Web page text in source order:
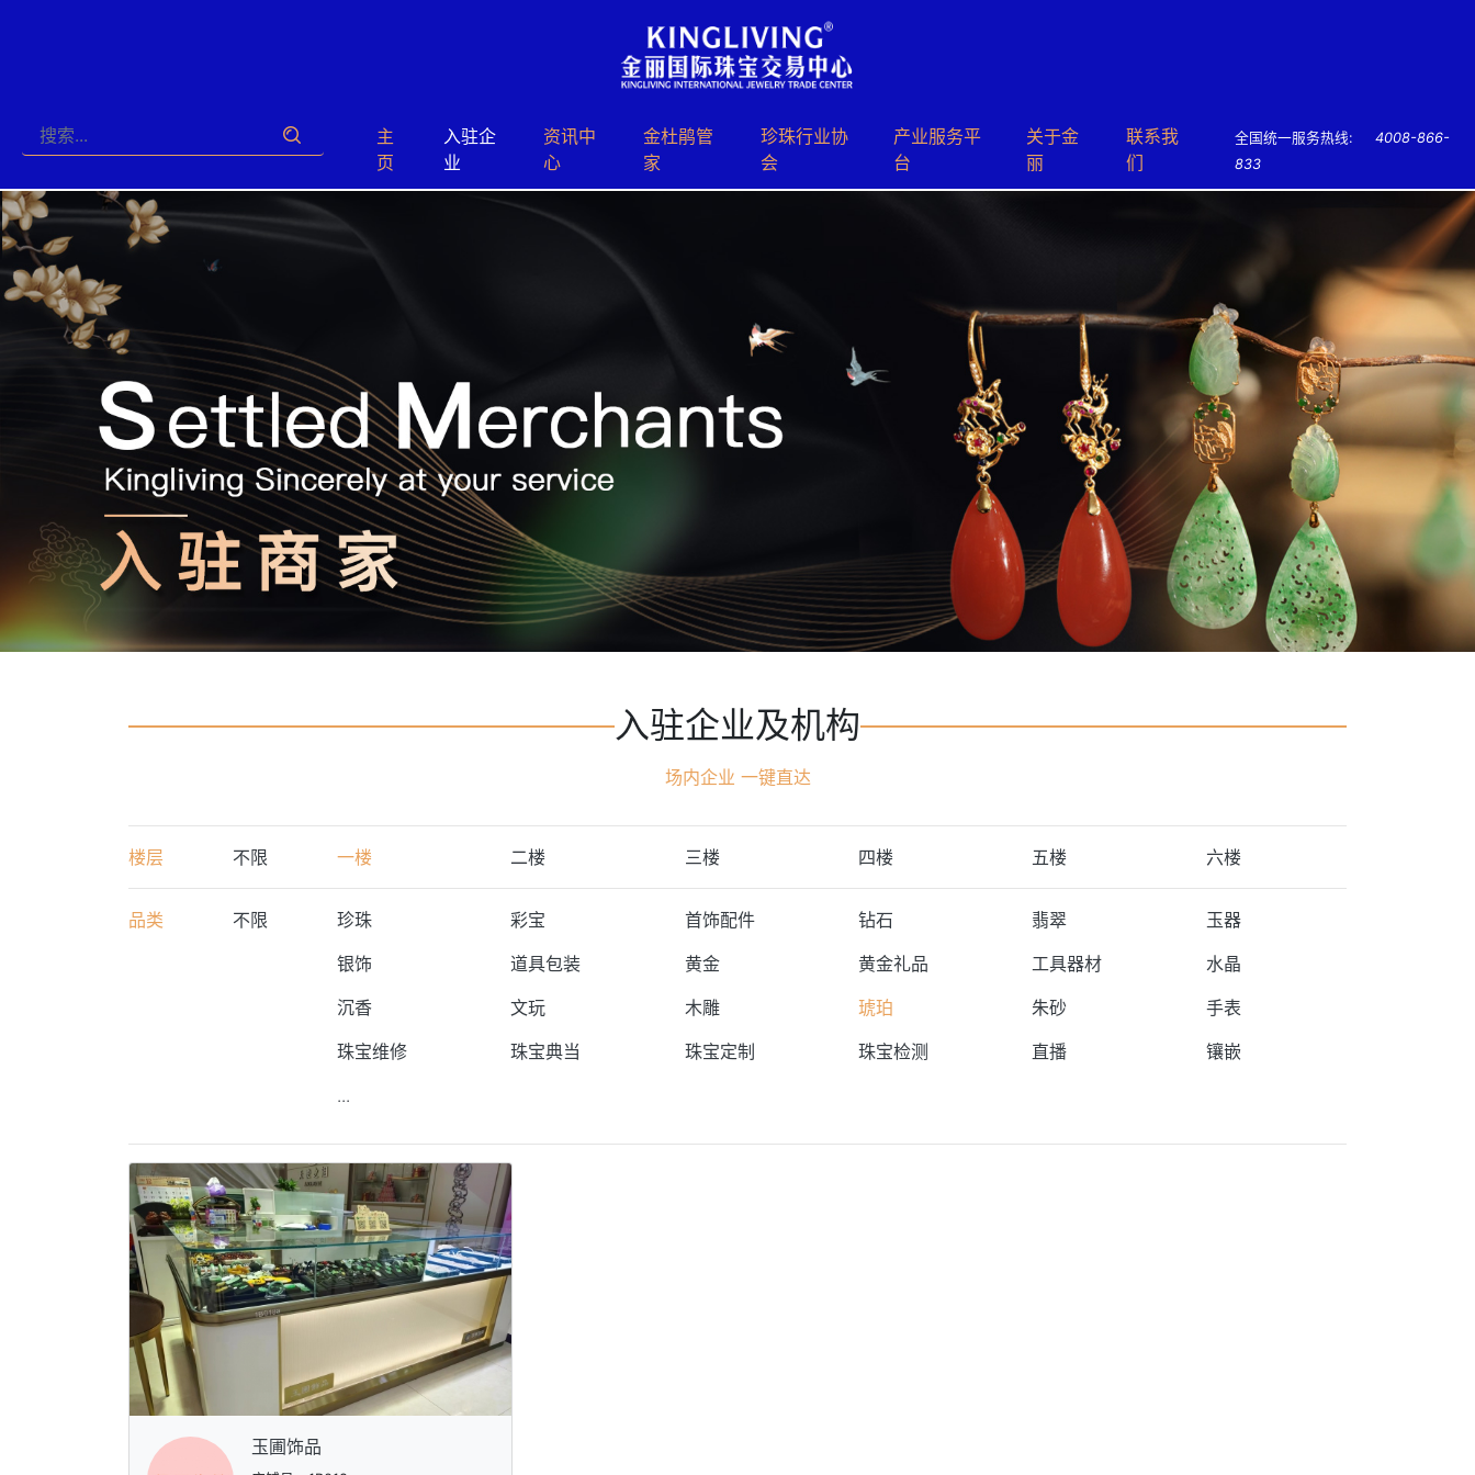
主
页
入驻企
业
资讯中
心
⾦杜鹃管
家
珍珠⾏业协
会
产业服务平
台
关于⾦
丽
联系我
们
全国统一服务热线:
4008-866-
833
入驻企业及机构
场内企业 一键直达
楼层 不限 一楼 二楼 三楼 四楼 五楼 六楼
品类 不限 珍珠 彩宝 首饰配件 钻石 翡翠
玉器
银饰
道具包装 黄金 黄金礼品 工具器材
水晶
沉香
文玩 木雕 琥珀 朱砂
手表
珠宝维修
珠宝典当 珠宝定制 珠宝检测 直播
镶嵌
...
玉圃饰品